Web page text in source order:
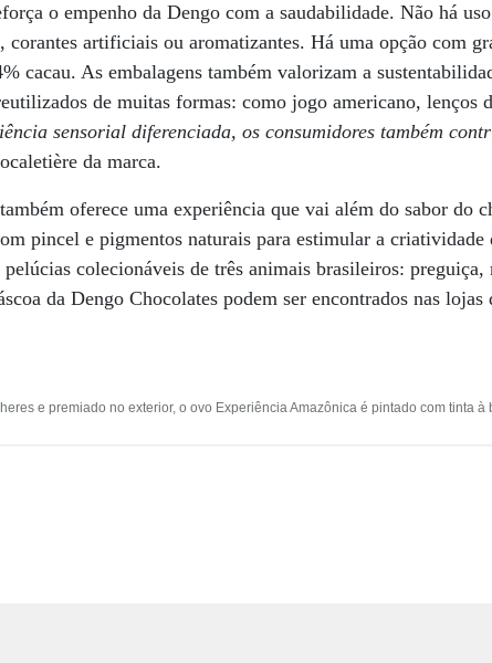
o empenho da Dengo com a saudabilidade. Não há
corantes artificiais ou aromatizantes. Há uma opção com
cacau. As embalagens também valorizam a
de muitas formas: como jogo americano, lenços
sensorial diferenciada, os consumidores também
da marca.
oferece uma experiência que vai além do sabor do
pincel e pigmentos naturais para estimular a criatividade
colecionáveis de três animais brasileiros: preguiça,
da Dengo Chocolates podem ser encontrados nas lojas
e premiado no exterior, o ovo Experiência Amazônica é pintado com tinta à